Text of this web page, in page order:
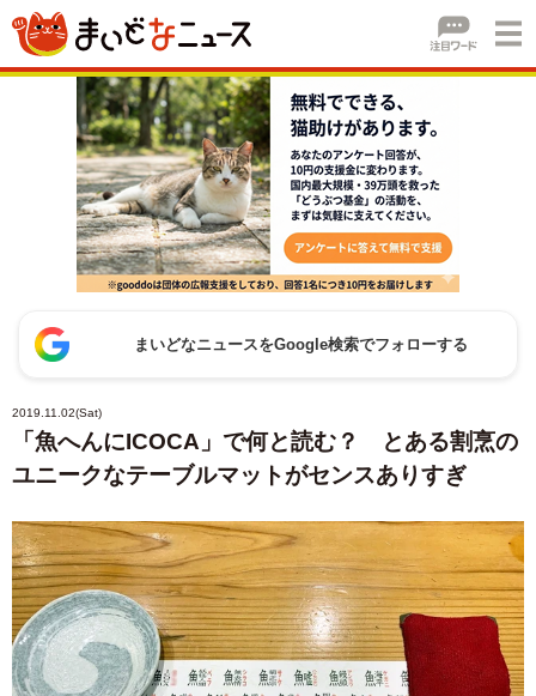
まいどなニュースをGoogle検索でフォローする
2019.11.02(Sat)
「魚へんにICOCA」で何と読む？ とある割烹の
ユニークなテーブルマットがセンスありすぎ